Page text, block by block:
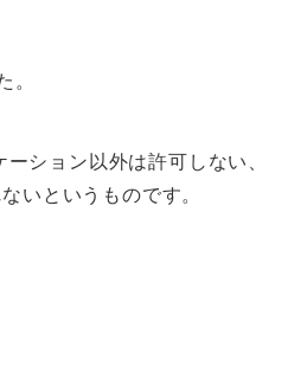
。
ション以外は許可しない、
いというものです。